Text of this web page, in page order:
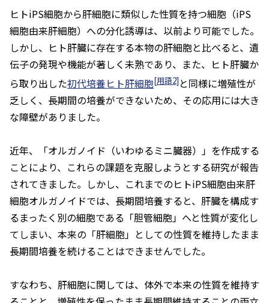
ヒトiPS細胞から肝細胞に類似した性質を持つ細胞（iPS
細胞由来肝細胞）への分化誘導は、以前より可能でした。
しかし、ヒト肝臓に存在する本物の肝細胞と比べると、遺
伝子の発現や機能が著しく未熟であり、また、ヒト肝臓か
ら取り出した初代培養ヒト肝細胞[用語2] と同様に増殖性が
乏しく、長期間の培養ができないため、その応用には大き
な障壁がありました。
近年、「オルガノイド（いわゆるミニ臓器）」を作成する
ことにより、これらの課題を克服しようとする研究が報告
されてきました。しかし、これまでのヒトiPS細胞由来肝
細胞オルガノイドでは、長期間培養すると、肝臓を構成す
るまったく別の細胞である「胆管細胞」へと性質が変化し
てしまい、本来の「肝細胞」としての性質を維持したまま
長期間培養を続けることはできませんでした。
すなわち、肝細胞に関しては、体外で本来の性質を維持す